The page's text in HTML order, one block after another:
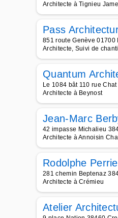
Architecte à Tignieu
Pass
851 route Genève 01700
Architecte, Suivi de
Quantum
Le 1084 bât 110 rue
Architecte à Beynost
Jean-Marc
42 impasse Michalieu
Architecte à Annoisin
Rodolphe
281 chemin Beptenaz
Architecte à Crémieu
Atelier